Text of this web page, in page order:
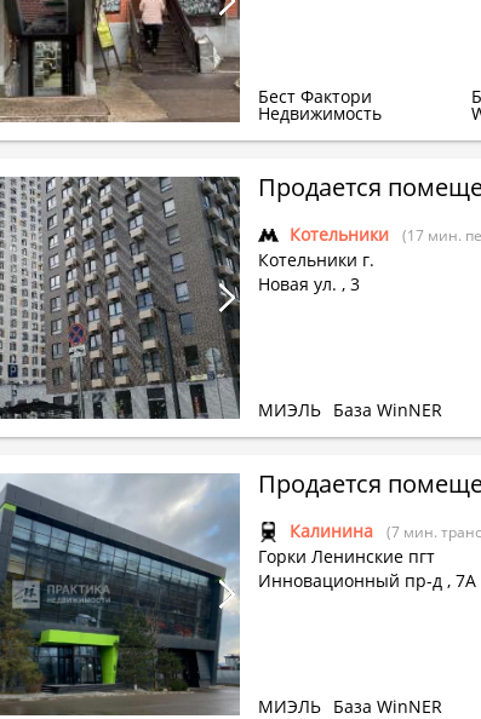
Бест Фактори
Недвижимость
Котельники (17 мин.
Котельники г.
Новая ул. , 3
МИЭЛЬ База WinNER
Калинина (7 мин.
Горки Ленинские пгт
Инновационный пр-д , 7А
МИЭЛЬ База WinNER